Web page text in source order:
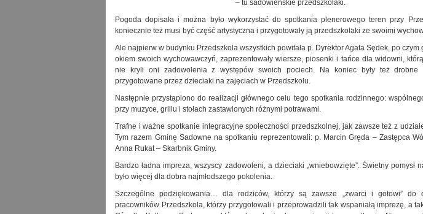
– tu sadowieńskie przedszkolaki.
Pogoda dopisała i można było wykorzystać do spotkania plenerowego teren przy
koniecznie też musi być część artystyczna i przygotowały ją przedszkolaki ze swoimi
Ale najpierw w budynku Przedszkola wszystkich powitała p. Dyrektor Agata Sędek, po czym
okiem swoich wychowawczyń, zaprezentowały wiersze, piosenki i tańce dla widowni,
nie kryli oni zadowolenia z występów swoich pociech. Na koniec były też drobne
przygotowane przez dzieciaki na zajęciach w Przedszkolu.
Następnie przystąpiono do realizacji głównego celu tego spotkania rodzinnego:
przy muzyce, grillu i stołach zastawionych różnymi potrawami.
Trafne i ważne spotkanie integracyjne społeczności przedszkolnej, jak zawsze też z
Tym razem Gminę Sadowne na spotkaniu reprezentowali: p. Marcin Gręda – Zastępca
Anna Rukat – Skarbnik Gminy.
Bardzo ładna impreza, wszyscy zadowoleni, a dzieciaki „wniebowzięte”. Świetny pomysł
było więcej dla dobra najmłodszego pokolenia.
Szczególne podziękowania… dla rodziców, którzy są zawsze „zwarci i gotowi” do
pracowników Przedszkola, którzy przygotowali i przeprowadzili tak wspaniałą imprezę, a